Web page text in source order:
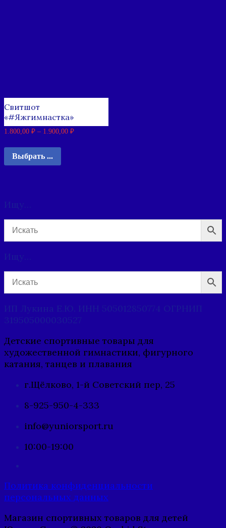
Свитшот
«#Яжгимнастка»
1.800,00 ₽ – 1.900,00 ₽
Выбрать ...
Ищу…
Ищу…
ИП Лукина Е.Ю. ИНН 505012850774 ОГРНИП
319505000030527
Детские спортивные товары для
художественной гимнастики, фигурного
катания, танцев и плавания
г.Щёлково, 1-й Советский пер, 25
8-925-950-4-333
info@yuniorsport.ru
10:00-19:00
Политика конфиденциальности
персональных данных
Магазин спортивных товаров для детей